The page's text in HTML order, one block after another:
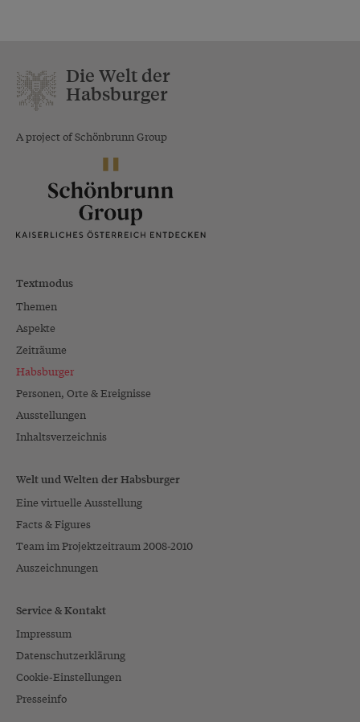
Die Welt der
Habsburger
A project of Schönbrunn Group
Textmodus
Themen
Aspekte
Zeiträume
Habsburger
Personen, Orte & Ereignisse
Ausstellungen
Inhaltsverzeichnis
Welt und Welten der Habsburger
Eine virtuelle Ausstellung
Facts & Figures
Team im Projektzeitraum 2008-2010
Auszeichnungen
Service & Kontakt
Impressum
Datenschutzerklärung
Cookie-Einstellungen
Presseinfo